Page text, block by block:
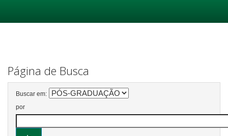
Página de Busca
Buscar em:
por